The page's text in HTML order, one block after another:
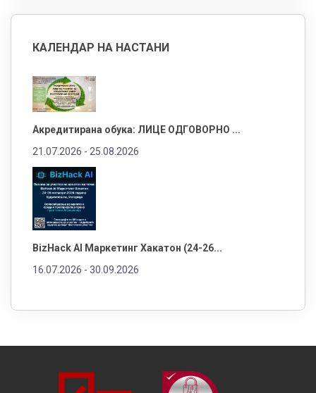
КАЛЕНДАР НА НАСТАНИ
Акредитирана обука: ЛИЦЕ ОДГОВОРНО ...
21.07.2026 - 25.08.2026
BizHack AI Маркетинг Хакатон (24-26...
16.07.2026 - 30.09.2026